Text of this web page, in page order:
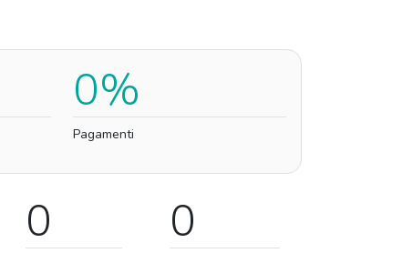
0%
Pagamenti
0 0